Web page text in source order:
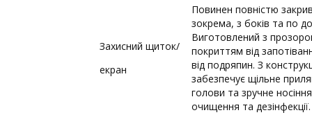
Захисний щиток/
екран
Повинен повністю
зокрема, з боків та по
Виготовлений з
покриттям від
від подряпин. З
забезпечує щільне
голови та зручне
очищення та дезінфекції.